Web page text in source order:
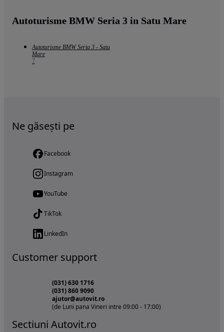
Autoturisme BMW Seria 3 in Satu Mare
Autoturisme BMW Seria 3 - Satu
Mare
7
Ne găsești pe
Facebook
Instagram
YouTube
TikTok
LinkedIn
Customer support
(031) 630 1716
(031) 860 9090
ajutor@autovit.ro
(de Luni pana Vineri intre 09:00 - 17:00)
Sectiuni Autovit.ro